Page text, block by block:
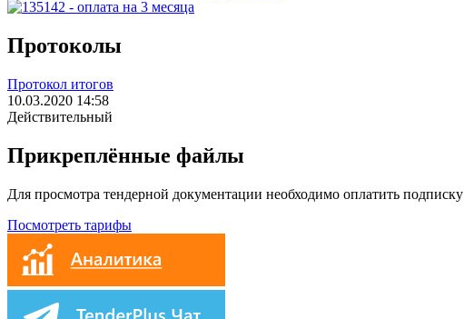
Протоколы
Протокол итогов
10.03.2020 14:58
Действительный
Прикреплённые файлы
Для просмотра тендерной документации необходимо оплатить подписку
Посмотреть тарифы